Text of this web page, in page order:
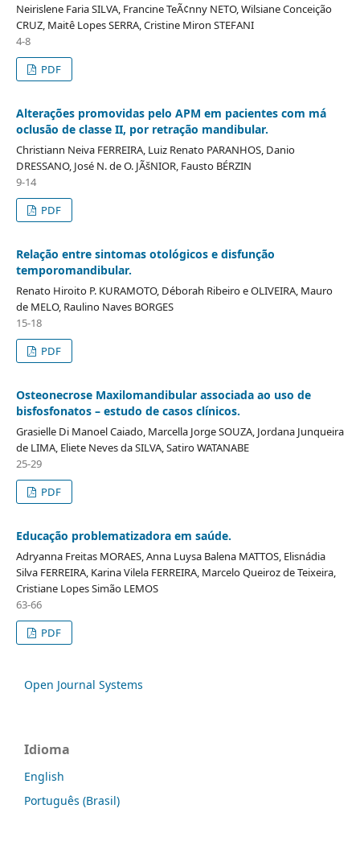
Neirislene Faria SILVA, Francine TeÃ¢nny NETO, Wilsiane Conceição
CRUZ, Maitê Lopes SERRA, Cristine Miron STEFANI
4-8
PDF
Alterações promovidas pelo APM em pacientes com má
oclusão de classe II, por retração mandibular.
Christiann Neiva FERREIRA, Luiz Renato PARANHOS, Danio
DRESSANO, José N. de O. JÃšNIOR, Fausto BÉRZIN
9-14
PDF
Relação entre sintomas otológicos e disfunção
temporomandibular.
Renato Hiroito P. KURAMOTO, Déborah Ribeiro e OLIVEIRA, Mauro
de MELO, Raulino Naves BORGES
15-18
PDF
Osteonecrose Maxilomandibular associada ao uso de
bisfosfonatos – estudo de casos clínicos.
Grasielle Di Manoel Caiado, Marcella Jorge SOUZA, Jordana Junqueira
de LIMA, Eliete Neves da SILVA, Satiro WATANABE
25-29
PDF
Educação problematizadora em saúde.
Adryanna Freitas MORAES, Anna Luysa Balena MATTOS, Elisnádia
Silva FERREIRA, Karina Vilela FERREIRA, Marcelo Queiroz de Teixeira,
Cristiane Lopes Simão LEMOS
63-66
PDF
Open Journal Systems
Idioma
English
Português (Brasil)